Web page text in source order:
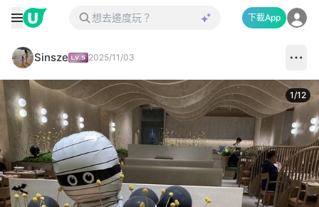
下載App
Sinsze 2025/11/03
1/12